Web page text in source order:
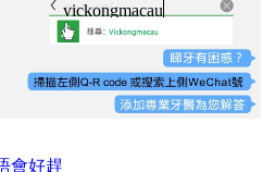
vickongmacau
會好趕